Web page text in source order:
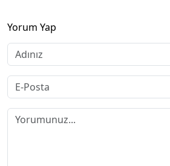
Yorum Yap